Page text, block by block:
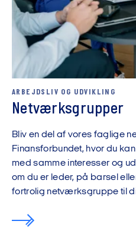
ARBEJDSLIV OG UDVIKLING
Netværksgrupper
Bliv en del af vores faglige
Finansforbundet, hvor du
med samme interesser og
om du er leder, på barsel
fortrolig netværksgruppe til